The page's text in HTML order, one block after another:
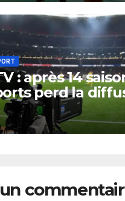
: après 14
perd la